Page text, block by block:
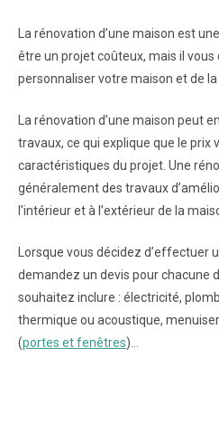
La rénovation d’une maison est
être un projet coûteux, mais il vous
personnaliser votre maison et de la
La rénovation d’une maison peut
travaux, ce qui explique que le prix
caractéristiques du projet. Une
généralement des travaux
l’intérieur et à l’extérieur de la
Lorsque vous décidez d’effectuer
demandez un devis pour chacune
souhaitez inclure : électricité,
thermique ou acoustique,
(portes et fenêtres)…